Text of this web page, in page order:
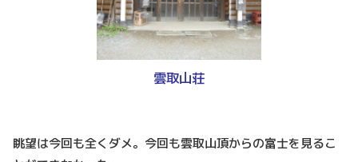
雲取山荘
眺望は今回も全くダメ。今回も雲取山頂からの富士を見るこ